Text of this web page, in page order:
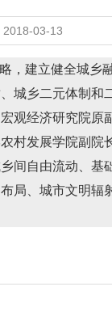
：2018-03-13
，建立健全城
城乡二元体制
观经济研究院
村发展学院副
间自由流动、
局、城市文明